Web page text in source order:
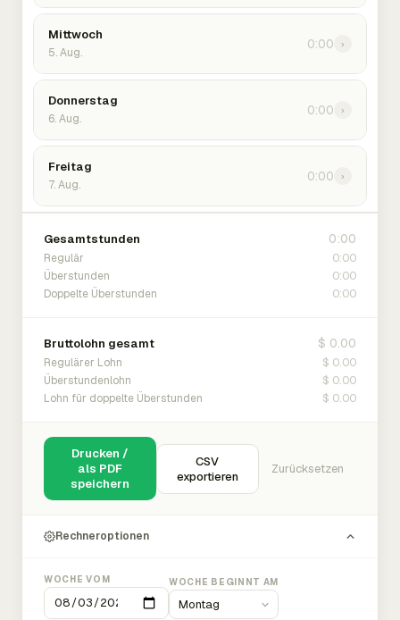
Mittwoch
5. Aug.
0:00 ›
Donnerstag
6. Aug.
0:00 ›
Freitag
7. Aug.
0:00 ›
Gesamtstunden 0:00
Regulär 0:00
Überstunden 0:00
Doppelte Überstunden 0:00
Bruttolohn gesamt $ 0.00
Regulärer Lohn $ 0.00
Überstundenlohn $ 0.00
Lohn für doppelte Überstunden $ 0.00
Drucken /
als PDF
speichern
CSV
exportieren
Zurücksetzen
Rechneroptionen
WOCHE VOM WOCHE BEGINNT AM